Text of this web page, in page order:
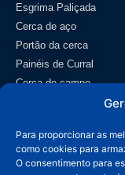
Para proporcionar as
como cookies para
O consentimento para
Esgrima Paliçada
Cerca de aço
Portão da cerca
Painéis de Curral
Cerca de campo
Contato